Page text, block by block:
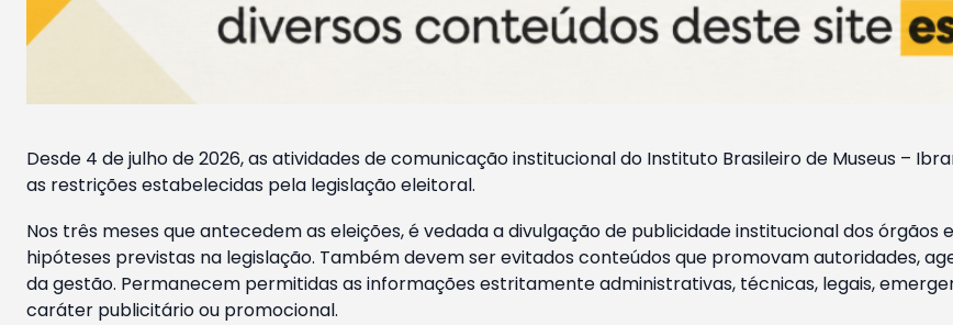
Desde 4 de julho de 2026, as atividades de comunicação institucional do Instituto Brasileiro de Museus –
as restrições estabelecidas pela legislação eleitoral.
Nos três meses que antecedem as eleições, é vedada a divulgação de publicidade institucional dos órgãos
hipóteses previstas na legislação. Também devem ser evitados conteúdos que promovam autoridades,
da gestão. Permanecem permitidas as informações estritamente administrativas, técnicas, legais,
caráter publicitário ou promocional.